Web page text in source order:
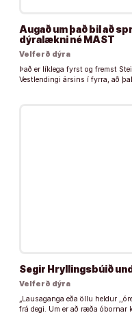
Augað um það bil að
dýralækni né MAST
Velferð dýra
Það er líklega fyrst og fremst
Vestlendingi ársins í fyrra, að
Segir Hryllingsbúið
Velferð dýra
„Lausaganga eða öllu heldur
frá degi. Um er að ræða óbornar